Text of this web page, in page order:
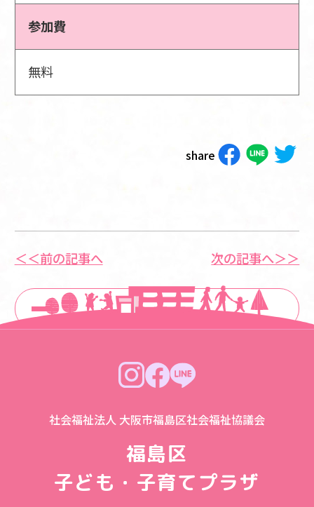
参加費
無料
share
＜＜前の記事へ
一覧に戻る
次の記事へ＞＞
社会福祉法人 大阪市福島区社会福祉協議会
福島区
子ども・子育てプラザ